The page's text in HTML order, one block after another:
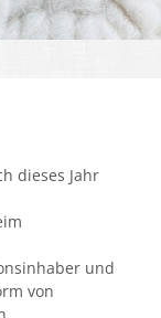
Card Inhaber
dieses Jahr
und
von